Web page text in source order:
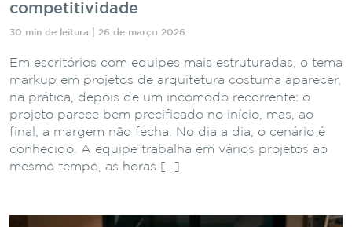
competitividade
30 min de leitura | 26 de março 2026
Em escritórios com equipes mais estruturadas, o tema
markup em projetos de arquitetura costuma aparecer,
na prática, depois de um incômodo recorrente: o
projeto parece bem precificado no início, mas, ao
final, a margem não fecha. No dia a dia, o cenário é
conhecido. A equipe trabalha em vários projetos ao
mesmo tempo, as horas […]